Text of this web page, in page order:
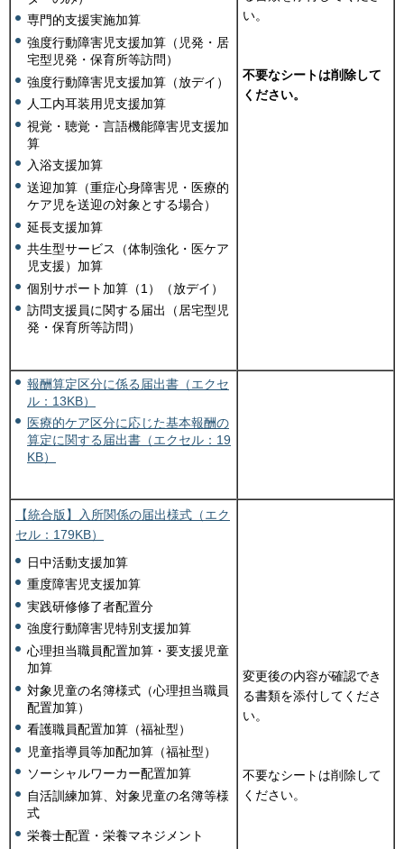
専門的支援実施加算
強度行動障害児支援加算（児発・居
宅型児発・保育所等訪問）
強度行動障害児支援加算（放デイ）
人工内耳装用児支援加算
視覚・聴覚・言語機能障害児支援加
算
入浴支援加算
送迎加算（重症心身障害児・医療的
ケア児を送迎の対象とする場合）
延長支援加算
共生型サービス（体制強化・医ケア
児支援）加算
個別サポート加算（1）（放デイ）
訪問支援員に関する届出（居宅型児
発・保育所等訪問）
い。
不要なシートは削除して
ください。
報酬算定区分に係る届出書（エクセ
ル：13KB）
医療的ケア区分に応じた基本報酬の
算定に関する届出書（エクセル：19
KB）
【統合版】入所関係の届出様式（エク
セル：179KB）
日中活動支援加算
重度障害児支援加算
実践研修修了者配置分
強度行動障害児特別支援加算
心理担当職員配置加算・要支援児童
加算
対象児童の名簿様式（心理担当職員
配置加算）
看護職員配置加算（福祉型）
児童指導員等加配加算（福祉型）
ソーシャルワーカー配置加算
自活訓練加算、対象児童の名簿等様
式
栄養士配置・栄養マネジメント
変更後の内容が確認でき
る書類を添付してくださ
い。
不要なシートは削除して
ください。